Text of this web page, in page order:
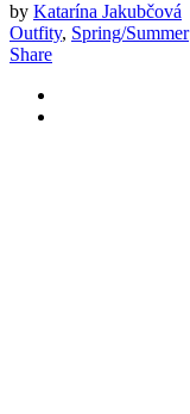
by Katarína Jakubčová
Outfity, Spring/Summer
Share